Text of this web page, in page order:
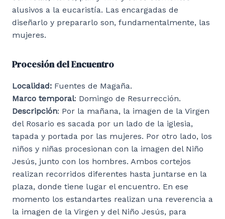
alusivos a la eucaristía. Las encargadas de
diseñarlo y prepararlo son, fundamentalmente, las
mujeres.
Procesión del Encuentro
Localidad: Fuentes de Magaña.
Marco temporal: Domingo de Resurrección.
Descripción: Por la mañana, la imagen de la Virgen
del Rosario es sacada por un lado de la iglesia,
tapada y portada por las mujeres. Por otro lado, los
niños y niñas procesionan con la imagen del Niño
Jesús, junto con los hombres. Ambos cortejos
realizan recorridos diferentes hasta juntarse en la
plaza, donde tiene lugar el encuentro. En ese
momento los estandartes realizan una reverencia a
la imagen de la Virgen y del Niño Jesús, para